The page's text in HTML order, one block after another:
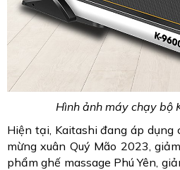
Hình ảnh máy chạy bộ
Hiện tại, Kaitashi đang áp dụng
mừng xuân Quý Mão 2023,
phẩm ghế massage Phú Yên,